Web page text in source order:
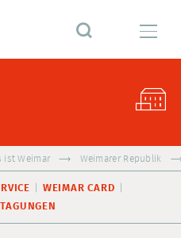
ist Weimar Weimarer Republik
WEIMAR CARD
TAGUNGEN